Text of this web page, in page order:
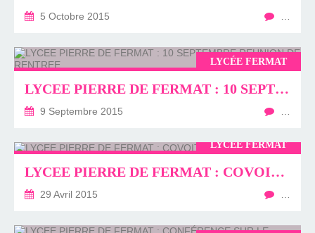
5 Octobre 2015
LYCÉE FERMAT
LYCEE PIERRE DE FERMAT : 10 SEPTEMBRE REUNION DE RENTREE
9 Septembre 2015
LYCÉE FERMAT
LYCEE PIERRE DE FERMAT : COVOITURAGE BAC
29 Avril 2015